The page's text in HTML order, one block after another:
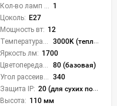
1
Цоколь: E27
Мощность вт: 12
3000K (теплый)
Яркость лм: 1700
80 (базовая)
340
Защита IP: 20 (для сухих пом.)
Высота: 110 мм